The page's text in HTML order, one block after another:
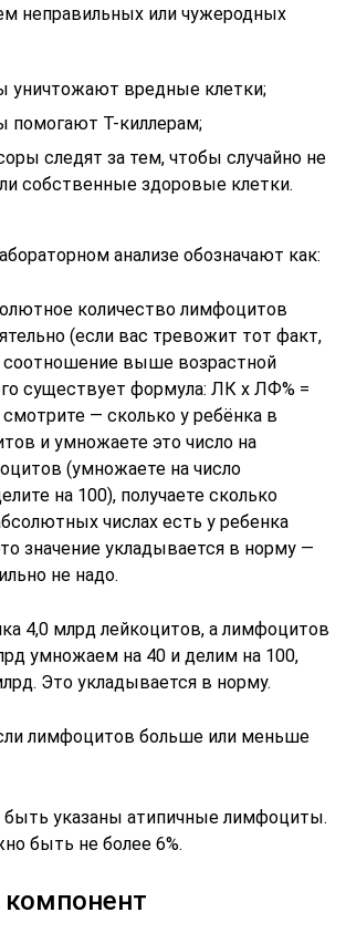
неправильных или чужеродных
уничтожают вредные клетки;
помогают Т-киллерам;
следят за тем, чтобы случайно не
собственные здоровые клетки.
анализе обозначают как:
количество лимфоцитов
(если вас тревожит тот факт,
соотношение выше возрастной
существует формула: ЛК х ЛФ% =
— сколько у ребёнка в
и умножаете это число на
(умножаете на число
на 100), получаете сколько
числах есть у ребенка
значение укладывается в норму —
не надо.
4,0 млрд лейкоцитов, а лимфоцитов
умножаем на 40 и делим на 100,
Это укладывается в норму.
лимфоцитов больше или меньше
быть указаны атипичные лимфоциты.
быть не более 6%.
компонент